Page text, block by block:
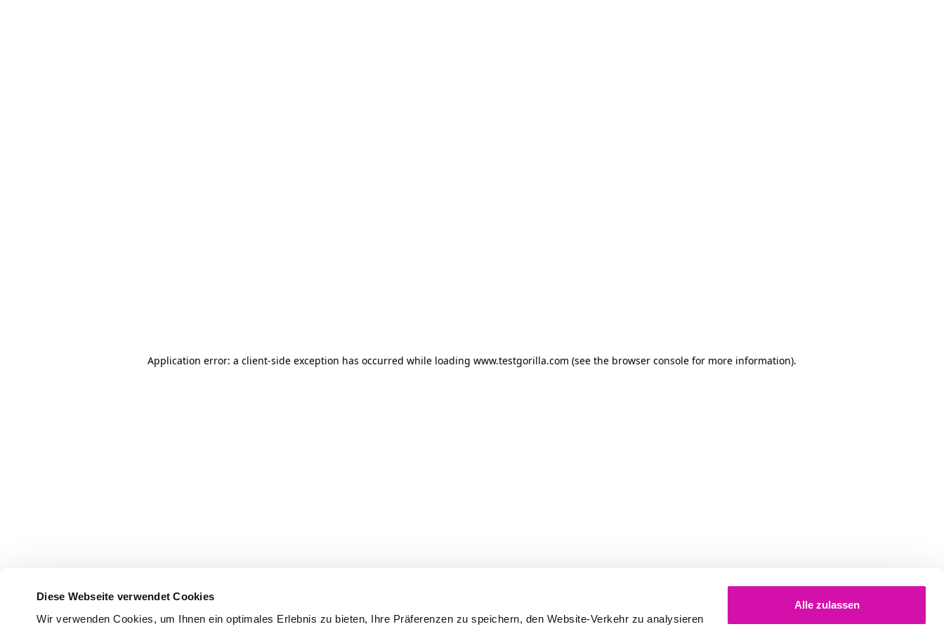
Diese Webseite verwendet Cookies
Wir verwenden Cookies, um Ihnen ein optimales Erlebnis zu bieten, Ihre Präferenzen zu speichern, den Website-Verkehr zu analysieren
Alle zulassen
Application error: a client-side exception has occurred while loading www.testgorilla.com (see the browser console for more information).